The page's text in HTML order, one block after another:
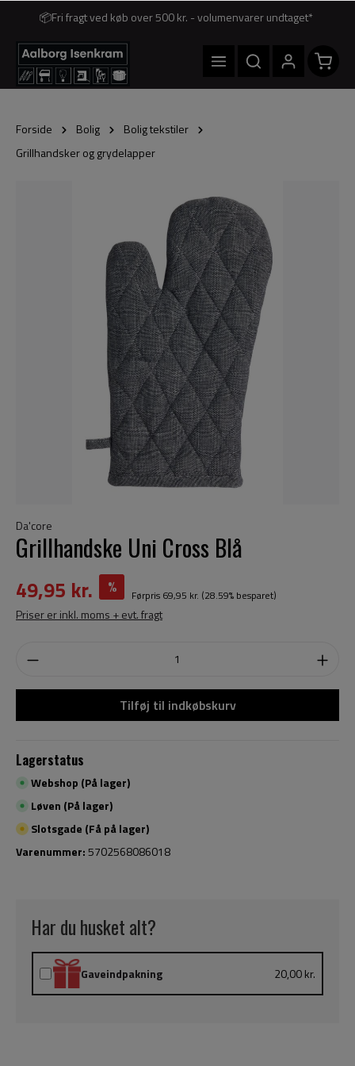
📦Fri fragt ved køb over 500 kr. - volumenvarer undtaget*
Forside Bolig
Bolig tekstiler
Grillhandsker og grydelapper
Da'core
Grillhandske Uni Cross Blå
49,95 kr. % Førpris 69,95 kr. (28.59% besparet)
Priser er inkl. moms + evt. fragt
Tilføj til indkøbskurv
Lagerstatus
Webshop (På lager)
Løven (På lager)
Slotsgade (Få på lager)
Varenummer:5702568086018
Har du husket alt?
Gaveindpakning 20,00 kr.